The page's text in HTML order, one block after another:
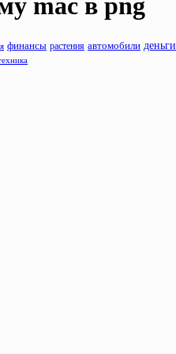
mac в png
финансы растения автомобили деньги